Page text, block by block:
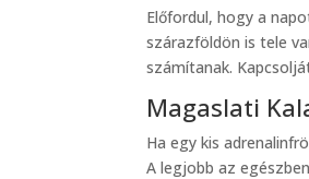
Előfordul, hogy a
szárazföldön is tele
számítanak.
Magaslati
Ha egy kis
A legjobb az